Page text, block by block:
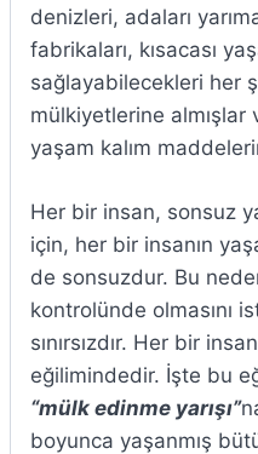
denizleri, adaları
fabrikaları, kısacası
sağlayabilecekleri her
mülkiyetlerine
yaşam kalım
Her bir insan, sonsuz
için, her bir insanın
de sonsuzdur. Bu
kontrolünde olmasını
sınırsızdır. Her bir
eğilimindedir. İşte bu
“mülk edinme yarışı”
boyunca yaşanmış